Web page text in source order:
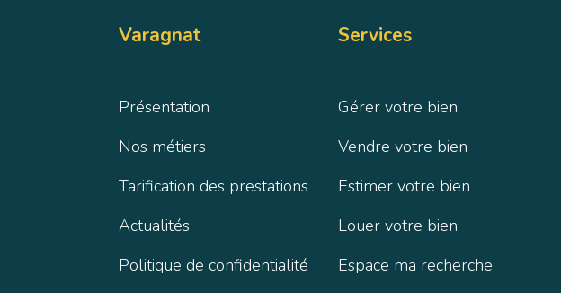
Varagnat
Présentation
Nos métiers
Tarification des prestations
Actualités
Politique de confidentialité
Services
Gérer votre bien
Vendre votre bien
Estimer votre bien
Louer votre bien
Espace ma recherche